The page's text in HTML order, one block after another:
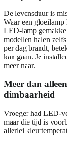
De levensduur is
Waar een gloeilamp
LED-lamp
modellen halen
per dag brandt,
kan gaan. Je
meer naar.
Meer dan
dimbaarheid
Vroeger had LED-
maar die tijd is
allerlei